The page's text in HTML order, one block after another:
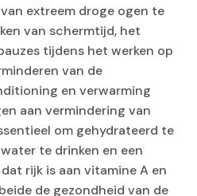
extreem droge ogen te
van schermtijd, het
tijdens het werken op
van de
en verwarming
aan vermindering van
om gehydrateerd te
te drinken en een
rijk is aan vitamine A en
de gezondheid van de